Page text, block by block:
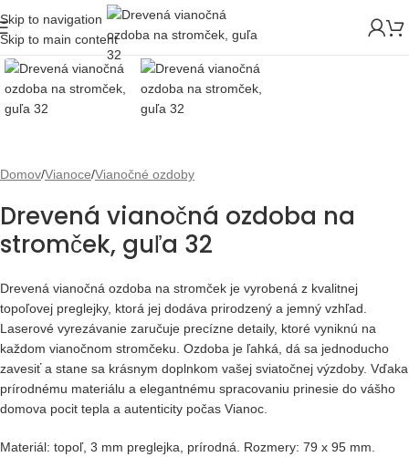
Skip to navigation
Skip to main content
Domov/Vianoce/Vianočné ozdoby
Drevená vianočná ozdoba na
stromček, guľa 32
Drevená vianočná ozdoba na stromček je vyrobená z kvalitnej
topoľovej preglejky, ktorá jej dodáva prirodzený a jemný vzhľad.
Laserové vyrezávanie zaručuje precízne detaily, ktoré vyniknú na
každom vianočnom stromčeku. Ozdoba je ľahká, dá sa jednoducho
zavesiť a stane sa krásnym doplnkom vašej sviatočnej výzdoby. Vďaka
prírodnému materiálu a elegantnému spracovaniu prinesie do vášho
domova pocit tepla a autenticity počas Vianoc.
Materiál: topoľ, 3 mm preglejka, prírodná. Rozmery: 79 x 95 mm.